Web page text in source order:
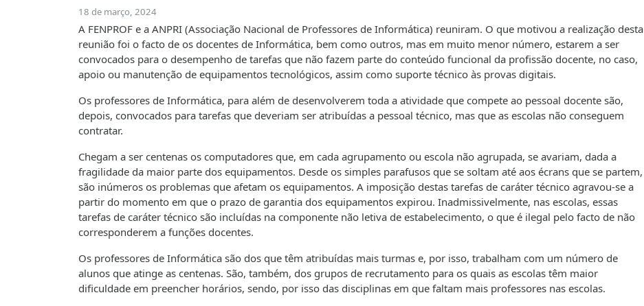
18 de março, 2024
A FENPROF e a ANPRI (Associação Nacional de Professores de Informática) reuniram. O que motivou a realização desta
reunião foi o facto de os docentes de Informática, bem como outros, mas em muito menor número, estarem a ser
convocados para o desempenho de tarefas que não fazem parte do conteúdo funcional da profissão docente, no caso,
apoio ou manutenção de equipamentos tecnológicos, assim como suporte técnico às provas digitais.
Os professores de Informática, para além de desenvolverem toda a atividade que compete ao pessoal docente são,
depois, convocados para tarefas que deveriam ser atribuídas a pessoal técnico, mas que as escolas não conseguem
contratar.
Chegam a ser centenas os computadores que, em cada agrupamento ou escola não agrupada, se avariam, dada a
fragilidade da maior parte dos equipamentos. Desde os simples parafusos que se soltam até aos écrans que se partem,
são inúmeros os problemas que afetam os equipamentos. A imposição destas tarefas de caráter técnico agravou-se a
partir do momento em que o prazo de garantia dos equipamentos expirou. Inadmissivelmente, nas escolas, essas
tarefas de caráter técnico são incluídas na componente não letiva de estabelecimento, o que é ilegal pelo facto de não
corresponderem a funções docentes.
Os professores de Informática são dos que têm atribuídas mais turmas e, por isso, trabalham com um número de
alunos que atinge as centenas. São, também, dos grupos de recrutamento para os quais as escolas têm maior
dificuldade em preencher horários, sendo, por isso das disciplinas em que faltam mais professores nas escolas.